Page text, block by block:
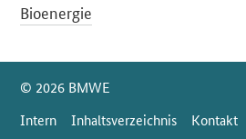
Bioenergie
SrOnlyServicemenü
© 2026 BMWE
Intern
Inhaltsverzeichnis Kontakt